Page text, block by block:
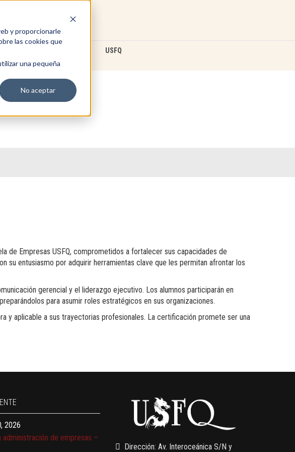
y proporcionarle
las cookies que
una pequeña
No aceptar
USFQ
de Empresas USFQ, comprometidos a fortalecer sus capacidades de
su entusiasmo por adquirir herramientas clave que les permitan afrontar los
gerencial y el liderazgo ejecutivo. Los alumnos participarán en
para asumir roles estratégicos en sus organizaciones.
y aplicable a sus trayectorias profesionales. La certificación promete ser una
2026
2026
empresas familiares
2026
administración de empresas –
Dirección: Av. Interoceánica S/N y